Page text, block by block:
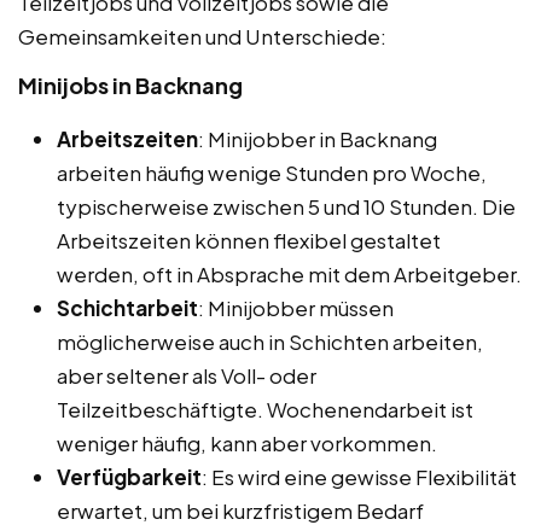
Gemeinsamkeiten und Unterschiede:
Minijobs in Backnang
Arbeitszeiten: Minijobber in Backnang
arbeiten häufig wenige Stunden pro Woche,
typischerweise zwischen 5 und 10 Stunden. Die
Arbeitszeiten können flexibel gestaltet
werden, oft in Absprache mit dem Arbeitgeber.
Schichtarbeit: Minijobber müssen
möglicherweise auch in Schichten arbeiten,
aber seltener als Voll- oder
Teilzeitbeschäftigte. Wochenendarbeit ist
weniger häufig, kann aber vorkommen.
Verfügbarkeit: Es wird eine gewisse Flexibilität
erwartet, um bei kurzfristigem Bedarf